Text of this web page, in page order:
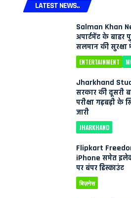
LATEST NEWS..
Salman Khan
अपार्टमेंट के बाहर
सलमान की सुरक्षा
ENTERTAINMENT
Jharkhand
सरकार की दूसरी
परीक्षा गड़बड़ी के
जारी
JHARKHAND
Flipkart
iPhone समेत
पर बंपर डिस्काउंट
बिज़नेस